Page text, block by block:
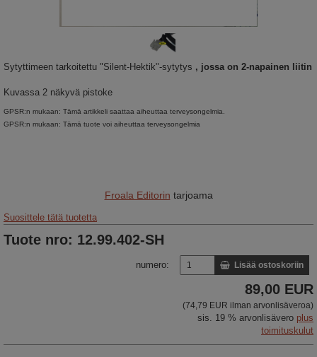
Sytyttimeen tarkoitettu "Silent-Hektik"-sytytys , jossa on 2-napainen liitin
Kuvassa 2 näkyvä pistoke
GPSR:n mukaan: Tämä artikkeli saattaa aiheuttaa terveysongelmia.
GPSR:n mukaan: Tämä tuote voi aiheuttaa terveysongelmia
Froala Editorin tarjoama
Suosittele tätä tuotetta
Tuote nro: 12.99.402-SH
numero: Lisää ostoskoriin
89,00 EUR
(74,79 EUR ilman arvonlisäveroa)
sis. 19 % arvonlisävero plus
toimituskulut